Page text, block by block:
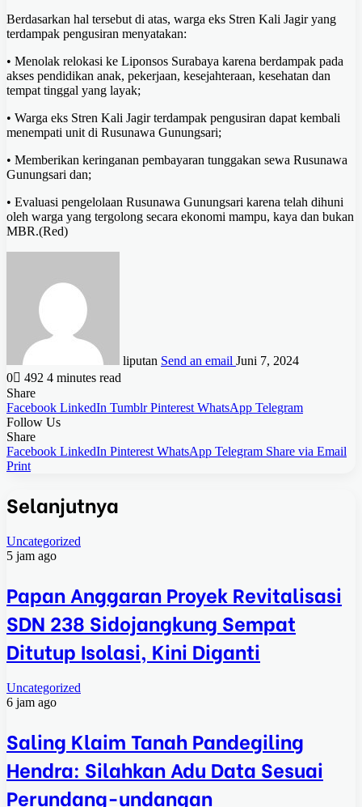
Berdasarkan hal tersebut di atas, warga eks Stren Kali Jagir yang
terdampak pengusiran menyatakan:
• Menolak relokasi ke Liponsos Surabaya karena berdampak pada
akses pendidikan anak, pekerjaan, kesejahteraan, kesehatan dan
tempat tinggal yang layak;
• Warga eks Stren Kali Jagir terdampak pengusiran dapat kembali
menempati unit di Rusunawa Gunungsari;
• Memberikan keringanan pembayaran tunggakan sewa Rusunawa
Gunungsari dan;
• Evaluasi pengelolaan Rusunawa Gunungsari karena telah dihuni
oleh warga yang tergolong secara ekonomi mampu, kaya dan bukan
MBR.(Red)
liputan Send an email Juni 7, 2024
0
492 4 minutes read
Share
Facebook LinkedIn Tumblr Pinterest WhatsApp Telegram
Follow Us
Share
Facebook LinkedIn Pinterest WhatsApp Telegram Share via Email
Print
Selanjutnya
Uncategorized
5 jam ago
Papan Anggaran Proyek Revitalisasi
SDN 238 Sidojangkung Sempat
Ditutup Isolasi, Kini Diganti
Uncategorized
6 jam ago
Saling Klaim Tanah Pandegiling
Hendra: Silahkan Adu Data Sesuai
Perundang-undangan